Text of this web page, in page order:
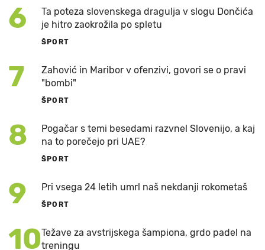
6
Ta poteza slovenskega dragulja v slogu Dončića
je hitro zaokrožila po spletu
ŠPORT
7
Zahović in Maribor v ofenzivi, govori se o pravi
"bombi"
ŠPORT
8
Pogačar s temi besedami razvnel Slovenijo, a kaj
na to porečejo pri UAE?
ŠPORT
9 Pri vsega 24 letih umrl naš nekdanji rokometaš
ŠPORT
10Težave za avstrijskega šampiona, grdo padel na
treningu